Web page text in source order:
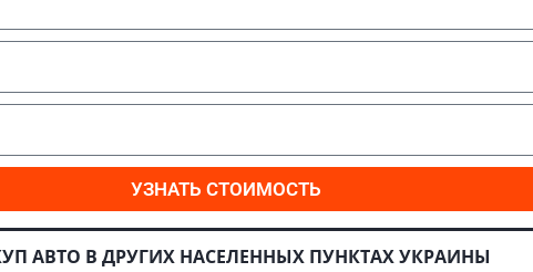
УЗНАТЬ СТОИМОСТЬ
АВТО В ДРУГИХ НАСЕЛЕННЫХ ПУНКТАХ УКРАИНЫ